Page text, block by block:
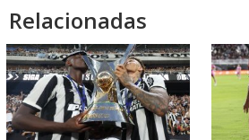
Relacionadas